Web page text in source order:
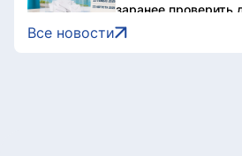
заранее проверить
голосованием
Все новости